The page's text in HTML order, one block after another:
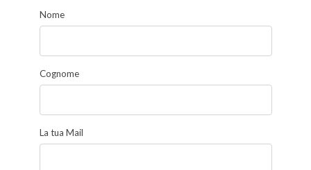
Nome
Cognome
La tua Mail